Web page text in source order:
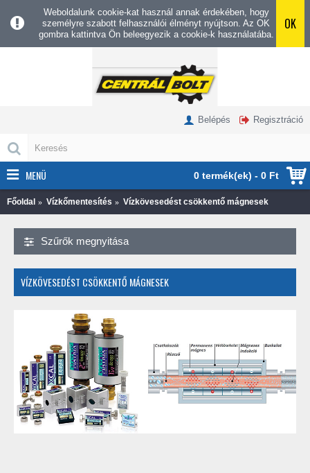
Weboldalunk cookie-kat használ annak érdekében, hogy
személyre szabott felhasználói élményt nyújtson. Az OK
gombra kattintva Ön beleegyezik a cookie-k használatába.
OK
0 termék(ek) - 0 Ft
Belépés Regisztráció
MENÜ
Főoldal Vízkőmentesítés Vízkövesedést csökkentő mágnesek
Szűrők megnyitása
VÍZKÖVESEDÉST CSÖKKENTŐ MÁGNESEK